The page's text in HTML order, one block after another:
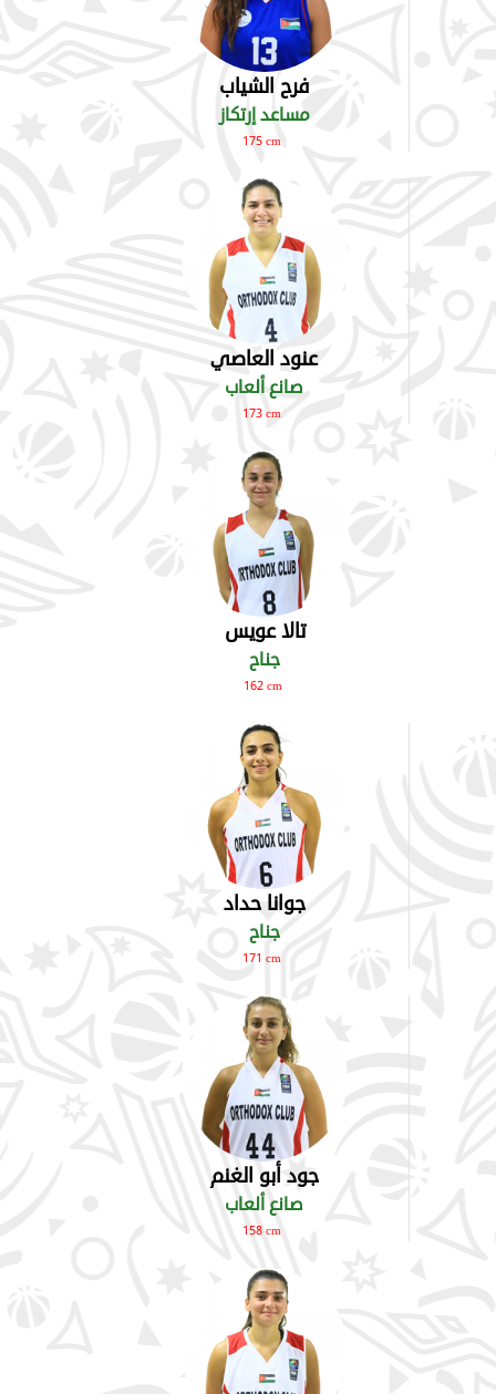
فرح الشياب
مساعد إرتكاز
175 cm
عنود العاصي
صانع ألعاب
173 cm
تالا عويس
جناح
162 cm
جوانا حداد
جناح
171 cm
جود أبو الغنم
صانع ألعاب
158 cm